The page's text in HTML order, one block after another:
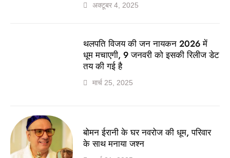
अक्टूबर 4, 2025
थलपति विजय की जन नायकन 2026 में
धूम मचाएगी, 9 जनवरी को इसकी रिलीज डेट
तय की गई है
मार्च 25, 2025
बोमन ईरानी के घर नवरोज की धूम, परिवार
के साथ मनाया जश्न